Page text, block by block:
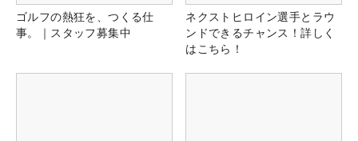
ゴルフの熱狂を、つくる仕
事。｜スタッフ募集中
ネクストヒロイン選手とラウ
ンドできるチャンス！詳しく
はこちら！